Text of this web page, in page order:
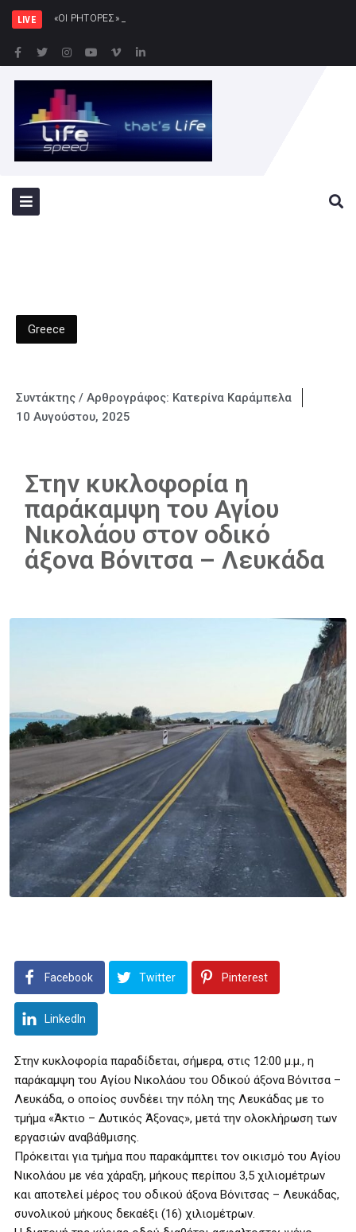
LIVE «ΟΙ ΡΗΤΟΡΕΣ» του Χριστόφορου Χριστοφ
Greece
Συντάκτης / Αρθρογράφος: Κατερίνα Καράμπελα
10 Αυγούστου, 2025
Στην κυκλοφορία η
παράκαμψη του Αγίου
Νικολάου στον οδικό
άξονα Βόνιτσα – Λευκάδα
Facebook Twitter Pinterest
LinkedIn
Στην κυκλοφορία παραδίδεται, σήμερα, στις 12:00 μ.μ., η
παράκαμψη του Αγίου Νικολάου του Οδικού άξονα Βόνιτσα –
Λευκάδα, ο οποίος συνδέει την πόλη της Λευκάδας με το
τμήμα «Άκτιο – Δυτικός Άξονας», μετά την ολοκλήρωση των
εργασιών αναβάθμισης.
Πρόκειται για τμήμα που παρακάμπτει τον οικισμό του Αγίου
Νικολάου με νέα χάραξη, μήκους περίπου 3,5 χιλιομέτρων
και αποτελεί μέρος του οδικού άξονα Βόνιτσας – Λευκάδας,
συνολικού μήκους δεκαέξι (16) χιλιομέτρων.